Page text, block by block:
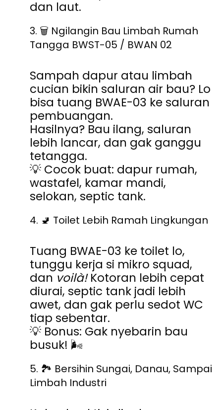
dan laut.
3. 🗑 Ngilangin Bau Limbah Rumah
Tangga BWST-05 / BWAN 02
Sampah dapur atau limbah
cucian bikin saluran air bau? Lo
bisa tuang BWAE-03 ke saluran
pembuangan.
Hasilnya? Bau ilang, saluran
lebih lancar, dan gak ganggu
tetangga.
💡 Cocok buat: dapur rumah,
wastafel, kamar mandi,
selokan, septic tank.
4. 🚽 Toilet Lebih Ramah Lingkungan
Tuang BWAE-03 ke toilet lo,
tunggu kerja si mikro squad,
dan voilà!Kotoran lebih cepat
diurai, septic tank jadi lebih
awet, dan gak perlu sedot WC
tiap sebentar.
💡 Bonus: Gak nyebarin bau
busuk! 🌬️
5. 🏞 Bersihin Sungai, Danau, Sampai
Limbah Industri